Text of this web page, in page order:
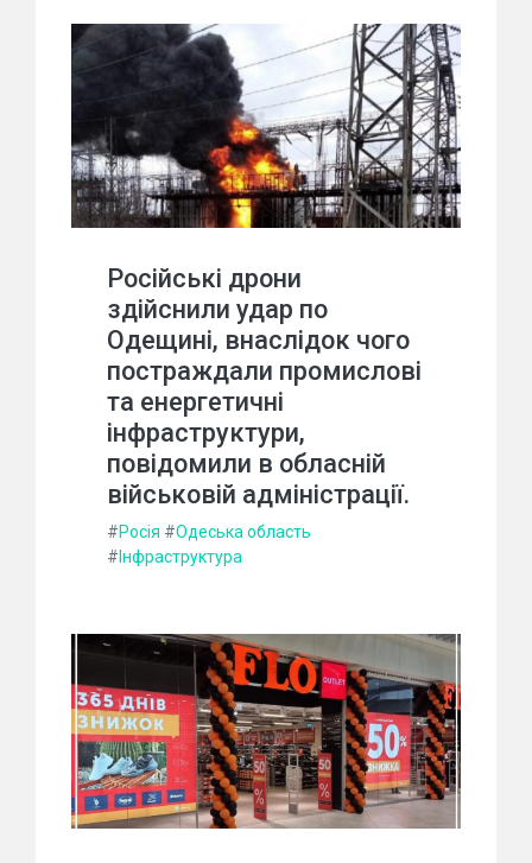
Російські дрони
здійснили удар по
Одещині, внаслідок чого
постраждали промислові
та енергетичні
інфраструктури,
повідомили в обласній
військовій адміністрації.
#Росія #Одеська область
# Інфраструктура